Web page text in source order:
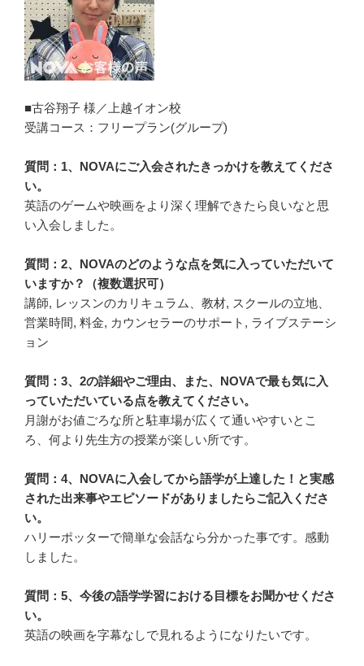
■古谷翔子 様／上越イオン校
受講コース：フリープラン(グループ)
質問：1、NOVAにご入会されたきっかけを教えてくださ
い。
英語のゲームや映画をより深く理解できたら良いなと思
い入会しました。
質問：2、NOVAのどのような点を気に入っていただいて
いますか？（複数選択可）
講師, レッスンのカリキュラム、教材, スクールの立地、
営業時間, 料金, カウンセラーのサポート, ライブステーシ
ョン
質問：3、2の詳細やご理由、また、NOVAで最も気に入
っていただいている点を教えてください。
月謝がお値ごろな所と駐車場が広くて通いやすいとこ
ろ、何より先生方の授業が楽しい所です。
質問：4、NOVAに入会してから語学が上達した！と実感
された出来事やエピソードがありましたらご記入くださ
い。
ハリーポッターで簡単な会話なら分かった事です。感動
しました。
質問：5、今後の語学学習における目標をお聞かせくださ
い。
英語の映画を字幕なしで見れるようになりたいです。